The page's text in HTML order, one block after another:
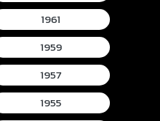
1961
1959
1957
1955